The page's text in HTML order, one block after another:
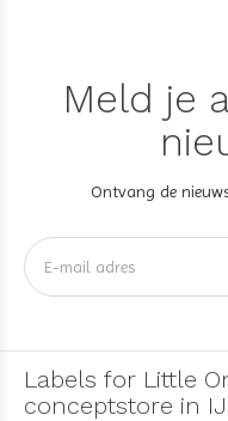
Meld je
Ontvang de
Labels for Little
conceptstore in